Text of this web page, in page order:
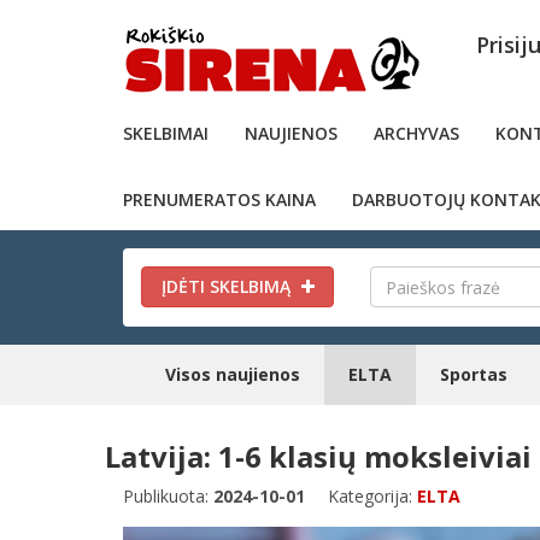
SKELBIMAI NAUJIENOS ARCHYVAS
PRENUMERATOS KAINA DARBUOTOJŲ
ĮDĖTI SKELBIMĄ
Visos naujienos ELTA Sportas
Latvija: 1-6 klasių
Publikuota: 2024-10-01 Kategorija: ELTA